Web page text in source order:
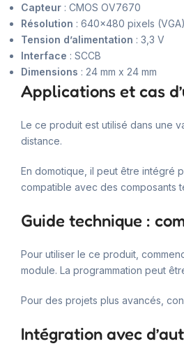
Capteur : CMOS OV7670
Résolution : 640×480 pixels (VGA)
Tension d’alimentation : 3,3 V
Interface : SCCB
Dimensions : 24 mm x 24 mm
Applications et cas
Le ce produit est utilisé dans une
distance.
En domotique, il peut être intégré
compatible avec des composants
Guide technique :
Pour utiliser le ce produit,
module. La programmation peut
Pour des projets plus avancés,
Intégration avec